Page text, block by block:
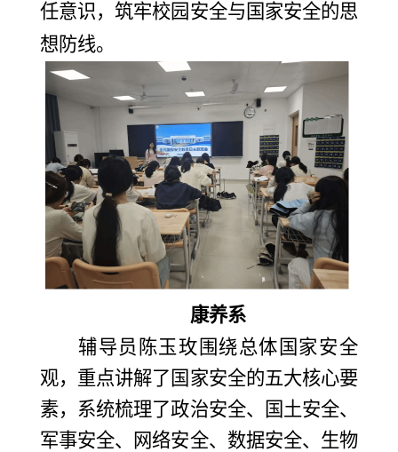
任意识，筑牢校园安全与国家安全的思
想防线。
康养系
辅导员陈玉玫围绕总体国家安全
观，重点讲解了国家安全的五大核心要
素，系统梳理了政治安全、国土安全、
军事安全、网络安全、数据安全、生物